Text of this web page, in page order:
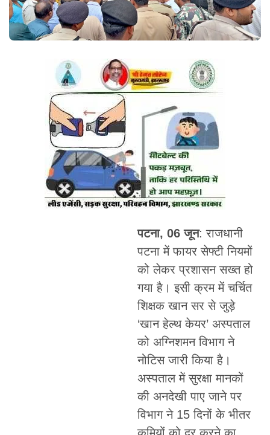
पटना, 06 जून: राजधानी
पटना में फायर सेफ्टी नियमों
को लेकर प्रशासन सख्त हो
गया है। इसी क्रम में चर्चित
शिक्षक खान सर से जुड़े
‘खान हेल्थ केयर’ अस्पताल
को अग्निशमन विभाग ने
नोटिस जारी किया है।
अस्पताल में सुरक्षा मानकों
की अनदेखी पाए जाने पर
विभाग ने 15 दिनों के भीतर
कमियों को दूर करने का